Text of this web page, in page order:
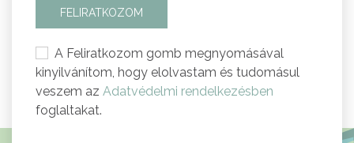
FELIRATKOZOM
A Feliratkozom gomb megnyomásával
kinyilvánítom, hogy elolvastam és tudomásul
veszem az Adatvédelmi rendelkezésben
foglaltakat.